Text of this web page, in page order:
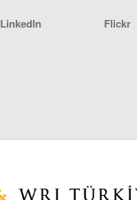
LinkedIn Flickr